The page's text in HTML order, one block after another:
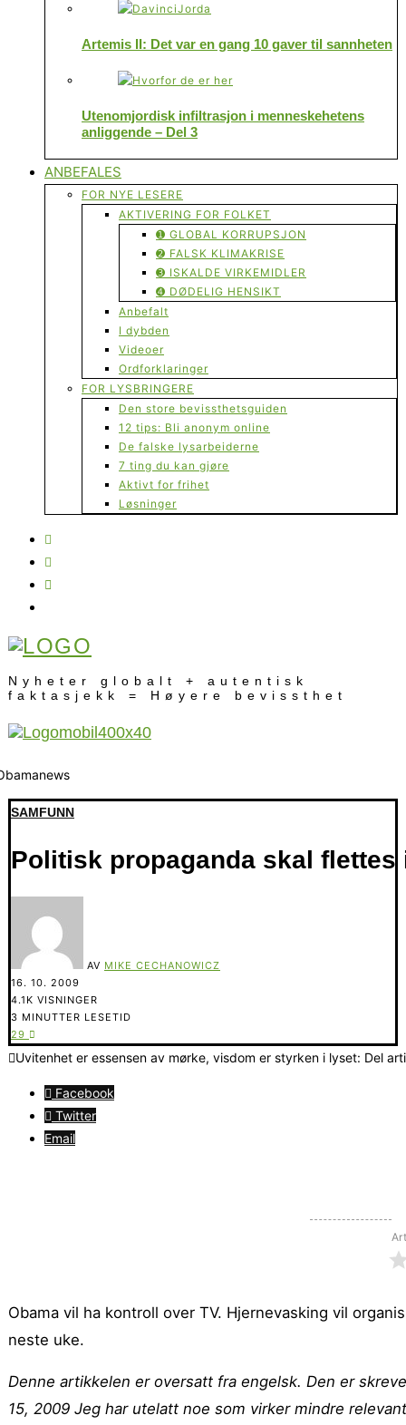
Artemis II: Det var en gang 10 gaver til sannheten
Utenomjordisk infiltrasjon i menneskehetens
anliggende – Del 3
ANBEFALES
FOR NYE LESERE
AKTIVERING FOR FOLKET
➊ GLOBAL KORRUPSJON
➋ FALSK KLIMAKRISE
➌ ISKALDE VIRKEMIDLER
➍ DØDELIG HENSIKT
Anbefalt
I dybden
Videoer
Ordforklaringer
FOR LYSBRINGERE
Den store bevissthetsguiden
12 tips: Bli anonym online
De falske lysarbeiderne
7 ting du kan gjøre
Aktivt for frihet
Løsninger
Nyheter globalt + autentisk
faktasjekk = Høyere bevissthet
SAMFUNN
Politisk propaganda skal flettes
AV MIKE CECHANOWICZ
16. 10. 2009
4.1K VISNINGER
3 MINUTTER LESETID
29
Uvitenhet er essensen av mørke, visdom er styrken i lyset: Del
Facebook
Twitter
Email
Obama vil ha kontroll over TV. Hjernevasking vil
neste uke.
Denne artikkelen er oversatt fra engelsk. Den er
15, 2009 Jeg har utelatt noe som virker mindre